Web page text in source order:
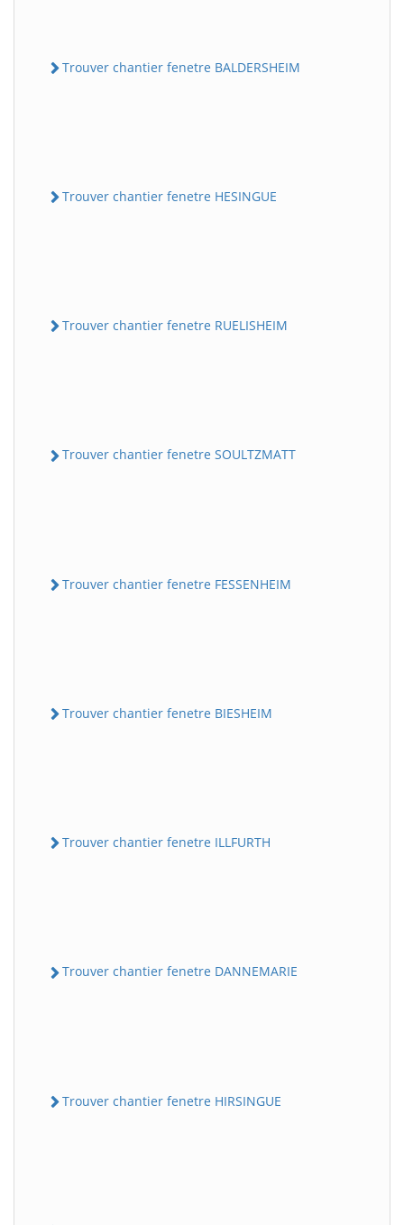
Trouver chantier fenetre BALDERSHEIM
Trouver chantier fenetre HESINGUE
Trouver chantier fenetre RUELISHEIM
Trouver chantier fenetre SOULTZMATT
Trouver chantier fenetre FESSENHEIM
Trouver chantier fenetre BIESHEIM
Trouver chantier fenetre ILLFURTH
Trouver chantier fenetre DANNEMARIE
Trouver chantier fenetre HIRSINGUE